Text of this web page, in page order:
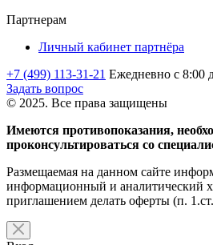
Партнерам
Личный кабинет партнёра
+7 (499) 113-31-21 Ежедневно с 8:00
Задать вопрос
© 2025. Все права защищены
Имеются противопоказания,
проконсультироваться со
Размещаемая на данном сайте
информационный и аналитический
приглашением делать оферты (п.